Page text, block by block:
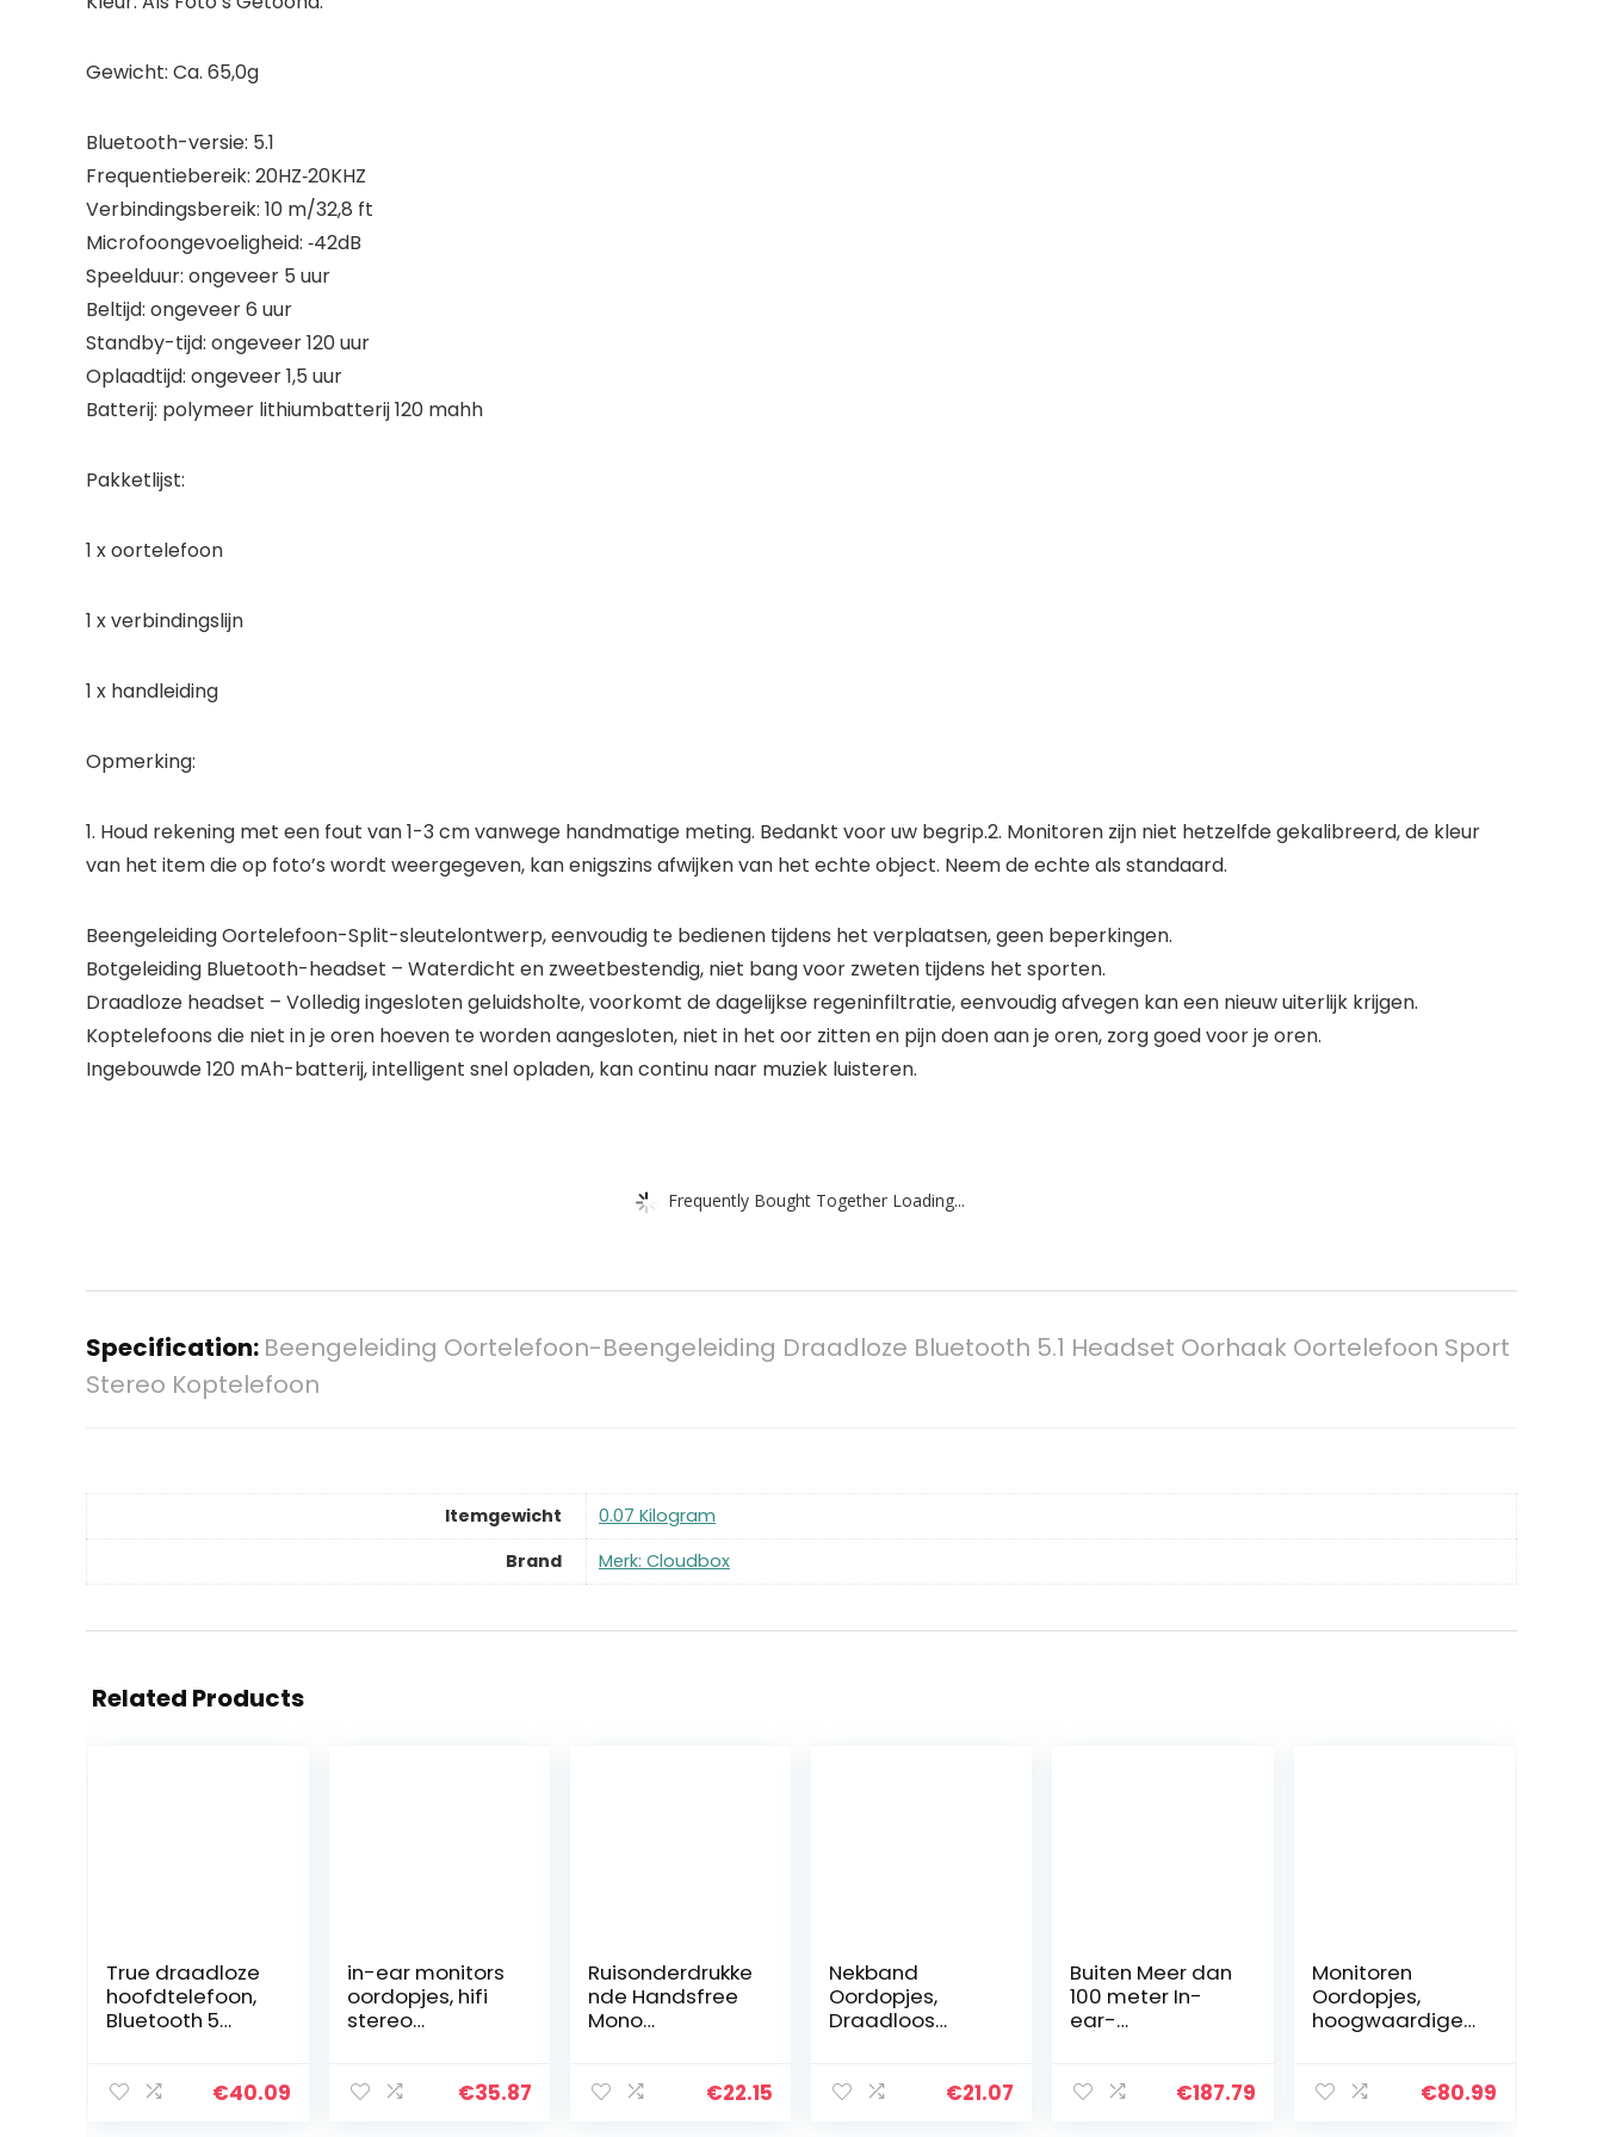
Gewicht: Ca. 65,0g
Bluetooth-versie: 5.1
Frequentiebereik: 20HZ‑20KHZ
Verbindingsbereik: 10 m/32,8 ft
Microfoongevoeligheid: ‑42dB
Speelduur: ongeveer 5 uur
Beltijd: ongeveer 6 uur
Standby-tijd: ongeveer 120 uur
Oplaadtijd: ongeveer 1,5 uur
Batterij: polymeer lithiumbatterij 120 mahh
Pakketlijst:
1 x oortelefoon
1 x verbindingslijn
1 x handleiding
Opmerking:
1. Houd rekening met een fout van 1-3 cm vanwege handmatige meting. Bedankt voor uw begrip.2. Monitoren zijn niet hetzelfde gekalibreerd, de kleur
van het item die op foto’s wordt weergegeven, kan enigszins afwijken van het echte object. Neem de echte als standaard.
Beengeleiding Oortelefoon-Split-sleutelontwerp, eenvoudig te bedienen tijdens het verplaatsen, geen beperkingen.
Botgeleiding Bluetooth-headset – Waterdicht en zweetbestendig, niet bang voor zweten tijdens het sporten.
Draadloze headset – Volledig ingesloten geluidsholte, voorkomt de dagelijkse regeninfiltratie, eenvoudig afvegen kan een nieuw uiterlijk krijgen.
Koptelefoons die niet in je oren hoeven te worden aangesloten, niet in het oor zitten en pijn doen aan je oren, zorg goed voor je oren.
Ingebouwde 120 mAh-batterij, intelligent snel opladen, kan continu naar muziek luisteren.
Frequently Bought Together Loading...
Specification: Beengeleiding Oortelefoon-Beengeleiding Draadloze Bluetooth 5.1 Headset Oorhaak Oortelefoon Sport
Stereo Koptelefoon
Itemgewicht
‎0.07 Kilogram
Brand
Merk: Cloudbox
Related Products
True draadloze
hoofdtelefoon,
Bluetooth 5
hoofdtelefoon
€40.09
in-ear monitors
oordopjes, hifi
stereo
oordopjes met
€35.87
Ruisonderdrukke
nde Handsfree
Mono
Bluetooth-
€22.15
Nekband
Oordopjes,
Draadloos
Ophangende
€21.07
Buiten Meer dan
100 meter In-
ear-
ear-systeem
€187.79
Monitoren
Oordopjes,
hoogwaardige
Stereo
€80.99